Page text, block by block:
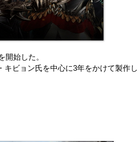
始した。
ビョン氏を中心に3年をかけて製作し